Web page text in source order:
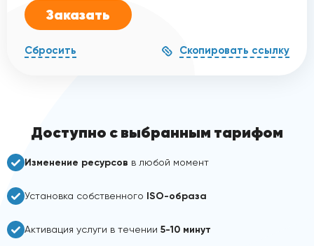
Заказать
Сбросить Скопировать ссылку
Доступно с выбранным тарифом
Изменение ресурсов в любой момент
Установка собственного ISO-образа
Активация услуги в течении 5-10 минут